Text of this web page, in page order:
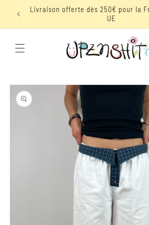
passer
contenu
Livraison offerte dès 250€ pour la
UE
Passer aux
informations
produits